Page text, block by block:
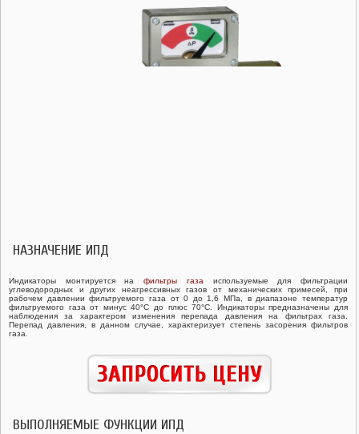
ГАЗОРЕГУЛЯТОРНЫЕ УСТАНОВКИ УГРШ, ГРУ
ГАЗОВЫЕ ШАРОВЫЕ КРАНЫ ГШК
ЗАПОРНАЯ АРМАТУРА
СЧЕТЧИКИ ГАЗА
НАЗНАЧЕНИЕ ИПД
Индикаторы монтируется нафильтры газа используемые для фильтрации
углеводородных и других неагрессивных газов от механических примесей, при
рабочем давлении фильтруемого газа от 0 до 1,6 МПа, в диапазоне температур
фильтруемого газа от минус 40°С до плюс 70°С. Индикаторы предназначены для
наблюдения за характером изменения перепада давления на фильтрах газа.
Перепад давления, в данном случае, характеризует степень засорения фильтров
газа.
ВЫПОЛНЯЕМЫЕ ФУНКЦИИ ИПД